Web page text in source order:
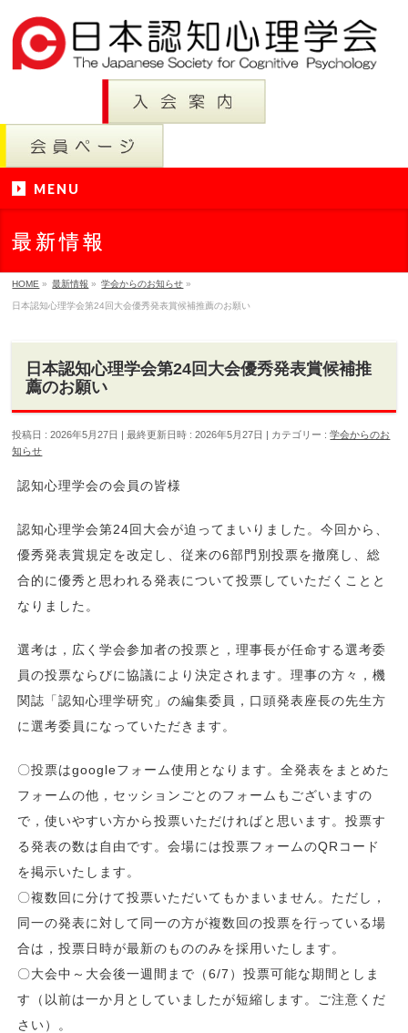
MENU
最新情報
HOME » 最新情報 » 学会からのお知らせ »
日本認知心理学会第24回大会優秀発表賞候補推薦のお願い
日本認知心理学会第24回大会優秀発表賞候補推
薦のお願い
投稿日 : 2026年5月27日 最終更新日時 : 2026年5月27日 カテゴリー :学会からのお
知らせ
認知心理学会の会員の皆様
認知心理学会第24回大会が迫ってまいりました。今回から、
優秀発表賞規定を改定し、従来の6部門別投票を撤廃し、総
合的に優秀と思われる発表について投票していただくことと
なりました。
選考は，広く学会参加者の投票と，理事長が任命する選考委
員の投票ならびに協議により決定されます。理事の方々，機
関誌「認知心理学研究」の編集委員，口頭発表座長の先生方
に選考委員になっていただきます。
〇投票はgoogleフォーム使用となります。全発表をまとめた
フォームの他，セッションごとのフォームもございますの
で，使いやすい方から投票いただければと思います。投票す
る発表の数は自由です。会場には投票フォームのQRコード
を掲示いたします。
〇複数回に分けて投票いただいてもかまいません。ただし，
同一の発表に対して同一の方が複数回の投票を行っている場
合は，投票日時が最新のもののみを採用いたします。
〇大会中～大会後一週間まで（6/7）投票可能な期間としま
す（以前は一か月としていましたが短縮します。ご注意くだ
さい）。